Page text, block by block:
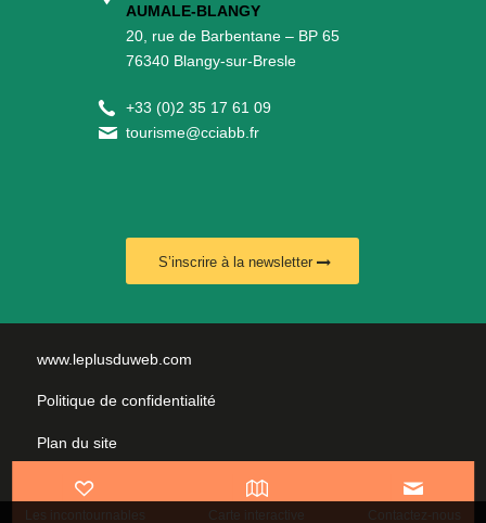
Les incontournables Carte interactive Contactez-nous
AUMALE-BLANGY
20, rue de Barbentane – BP 65
76340 Blangy-sur-Bresle
+33 (0)2 35 17 61 09
tourisme@cciabb.fr
S’inscrire à la newsletter
www.leplusduweb.com
Politique de confidentialité
Plan du site
Mentions légales